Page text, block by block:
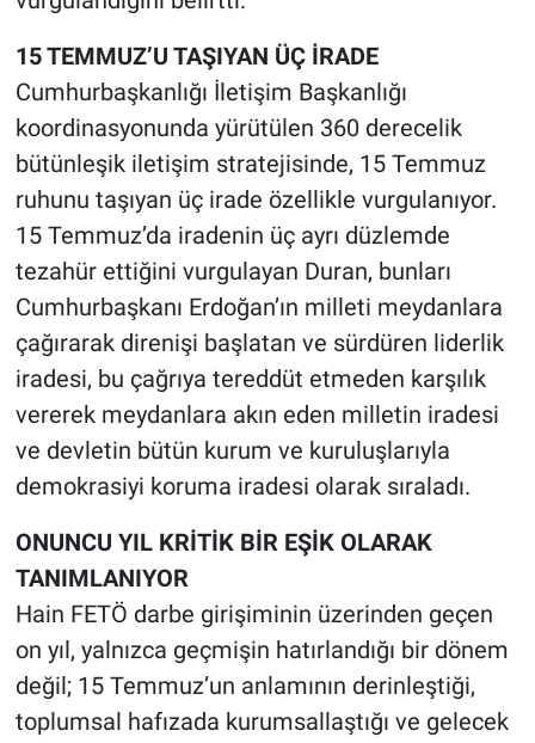
15 TEMMUZ’U TAŞIYAN ÜÇ İRADE
Cumhurbaşkanlığı İletişim Başkanlığı
koordinasyonunda yürütülen 360 derecelik
bütünleşik iletişim stratejisinde, 15 Temmuz
ruhunu taşıyan üç irade özellikle vurgulanıyor.
15 Temmuz’da iradenin üç ayrı düzlemde
tezahür ettiğini vurgulayan Duran, bunları
Cumhurbaşkanı Erdoğan’ın milleti meydanlara
çağırarak direnişi başlatan ve sürdüren liderlik
iradesi, bu çağrıya tereddüt etmeden karşılık
vererek meydanlara akın eden milletin iradesi
ve devletin bütün kurum ve kuruluşlarıyla
demokrasiyi koruma iradesi olarak sıraladı.
ONUNCU YIL KRİTİK BİR EŞİK OLARAK
TANIMLANIYOR
Hain FETÖ darbe girişiminin üzerinden geçen
on yıl, yalnızca geçmişin hatırlandığı bir dönem
değil; 15 Temmuz’un anlamının derinleştiği,
toplumsal hafızada kurumsallaştığı ve gelecek